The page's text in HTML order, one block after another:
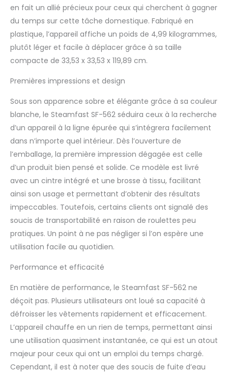
tissu frais au toucher,
d'un manche
télescopique, d'une
brosse en tissu
amovible, d'un support
de collier et d'un
100 % sans produits
efficace et plus doux
sur les tissus que le
repassage pour un
entretien naturel des
la puissance de la
vapeur Soutien
supérieur : lorsque vous
choisissez un produit
Steamfast, vous
investissez dans des
performances et un
design supérieurs qui
vous offriront une
2 ans Conçu pour
répondre aux
exigences de tension
américaines. Certifié,
testé pour la sécurité
et garanti pour une
utilisation uniquement
aux États-Unis. 36
en fait un allié précieux pour ceux qui cherchent à gagner
du temps sur cette tâche domestique. Fabriqué en
plastique, l’appareil affiche un poids de 4,99 kilogrammes,
plutôt léger et facile à déplacer grâce à sa taille
compacte de 33,53 x 33,53 x 119,89 cm.
Premières impressions et design
Sous son apparence sobre et élégante grâce à sa couleur
blanche, le Steamfast SF-562 séduira ceux à la recherche
d’un appareil à la ligne épurée qui s’intégrera facilement
dans n’importe quel intérieur. Dès l’ouverture de
l’emballage, la première impression dégagée est celle
d’un produit bien pensé et solide. Ce modèle est livré
avec un cintre intégré et une brosse à tissu, facilitant
ainsi son usage et permettant d’obtenir des résultats
impeccables. Toutefois, certains clients ont signalé des
soucis de transportabilité en raison de roulettes peu
pratiques. Un point à ne pas négliger si l’on espère une
utilisation facile au quotidien.
Performance et efficacité
En matière de performance, le Steamfast SF-562 ne
déçoit pas. Plusieurs utilisateurs ont loué sa capacité à
défroisser les vêtements rapidement et efficacement.
L’appareil chauffe en un rien de temps, permettant ainsi
une utilisation quasiment instantanée, ce qui est un atout
majeur pour ceux qui ont un emploi du temps chargé.
Cependant, il est à noter que des soucis de fuite d’eau